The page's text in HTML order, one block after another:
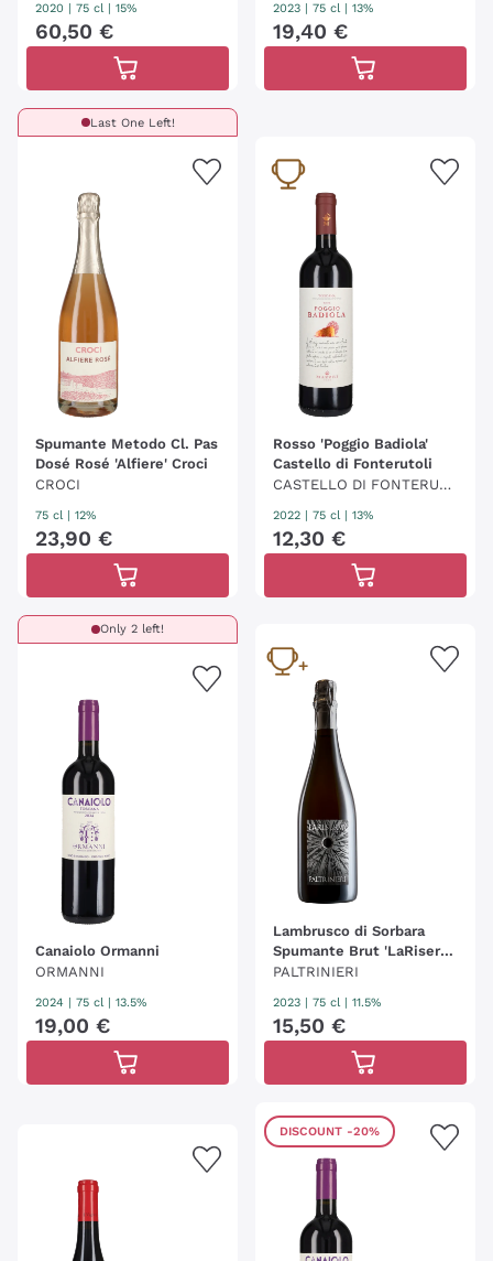
2020 75 cl | 15%
60,50 €
2023 75 cl | 13%
19,40 €
Last One Left!
Spumante Metodo Cl. Pas
Dosé Rosé 'Alfiere' Croci
CROCI
75 cl | 12%
23,90 €
Rosso 'Poggio Badiola'
Castello di Fonterutoli
CASTELLO DI FONTERUT
OLI - MAZZEI
2022 75 cl | 13%
12,30 €
Only 2 left!
Canaiolo Ormanni
ORMANNI
2024 | 75 cl | 13.5%
19,00 €
Lambrusco di Sorbara
Spumante Brut 'LaRiserva'
Paltrinieri
PALTRINIERI
2023 | 75 cl | 11.5%
15,50 €
DISCOUNT -20%